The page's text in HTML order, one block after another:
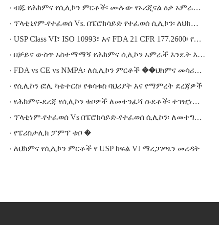
ብጁ የሕክምና የሲሊኮን ምርቶች፡ ሙሉው የኦሪጂናል ዕቃ አምራች/ኦዲኤም ሂደት ከፅንሰ-ሀሳብ እስከ ማስረከብ
ፕላቲኒየም-የተፈወሰ Vs. በፔሮክሳይድ የተፈወሰ ሲሊኮን፡ ለህክምና መሳሪያዎ የትኛውን መምረጥ አለቦት?
USP Class VI፣ ISO 10993፣ እና FDA 21 CFR 177.2600፡ የትኛውን የህክምና ሲሊኮን ማረጋገጫ ነው የሚፈልጉት?
በቻይና ውስጥ አስተማማኝ የሕክምና ሲሊኮን አምራች እንዴት እንደሚመረጥ፡ ለአለም አቀፍ ገዢዎች የደረጃ በደረጃ ግምገማ መመሪያ
FDA vs CE vs NMPA፡ ለሲሊኮን ምርቶች ��ህክምና መሳሪያ ደንቦችን ማሰስ
የሲሊኮን ፎሊ ካቴተርስ፡ የቁሳቁስ ባህሪያት እና የማምረት ደረጃዎች
የሕክምና-ደረጃ የሲሊኮን ቱቦዎች ለመተንፈሻ ዑደቶች፡ ተገዢነት መስፈርቶች
ፕላቲነም-የተፈወሰ Vs በፔሮክሳይድ-የተፈወሰ ሲሊኮን፡ ለመተግበሪያዎ የትኛው የተሻለ ነው?
የፔሪስታሊክ ፓምፕ ቱቦ �
ለህክምና የሲሊኮን ምርቶች የ USP ክፍል VI ማረጋገጫን መረዳት